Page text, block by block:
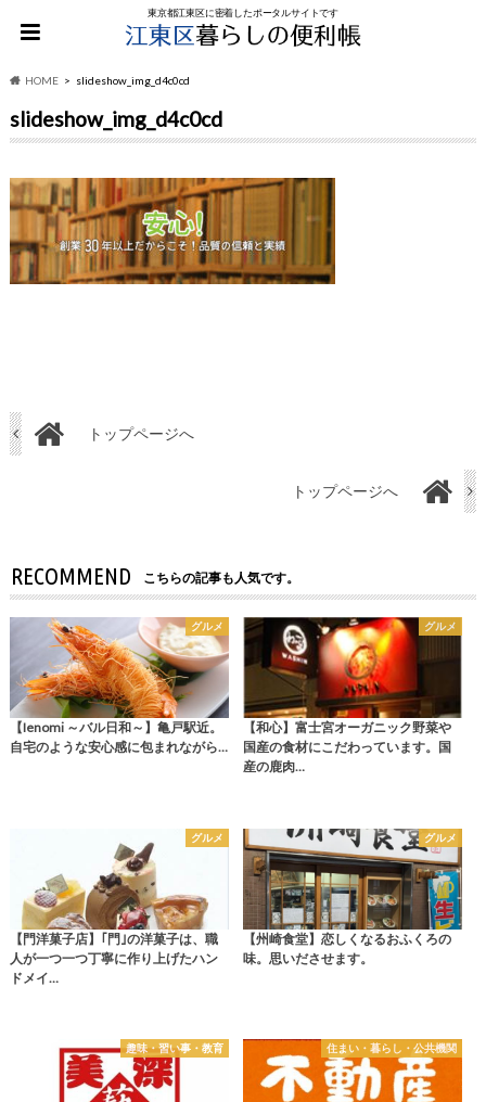
東京都江東区に密着したポータルサイトです
HOME slideshow_img_d4c0cd
slideshow_img_d4c0cd
トップページへ
トップページへ
RECOMMEND こちらの記事も人気です。
グルメ
【Ienomi ～バル日和～】亀戸駅近。
自宅のような安心感に包まれながら…
グルメ
【和心】富士宮オーガニック野菜や
国産の食材にこだわっています。国
産の鹿肉…
グルメ
【門洋菓子店】｢門｣の洋菓子は、職
人が一つ一つ丁寧に作り上げたハン
ドメイ…
グルメ
【州崎食堂】恋しくなるおふくろの
味。思いださせます。
趣味・習い事・教育 住まい・暮らし・公共機関